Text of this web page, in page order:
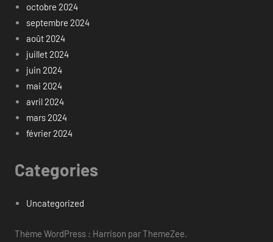
octobre 2024
septembre 2024
août 2024
juillet 2024
juin 2024
mai 2024
avril 2024
mars 2024
février 2024
Categories
Uncategorized
Thème WordPress : Harrison par ThemeZee.